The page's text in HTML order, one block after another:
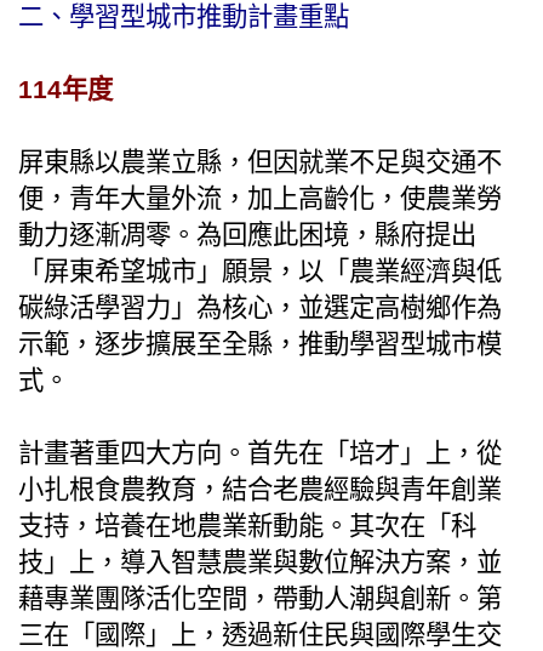
二、學習型城市推動計畫重點
114年度
屏東縣以農業立縣，但因就業不足與交通不
便，青年大量外流，加上高齡化，使農業勞
動力逐漸凋零。為回應此困境，縣府提出
「屏東希望城市」願景，以「農業經濟與低
碳綠活學習力」為核心，並選定高樹鄉作為
示範，逐步擴展至全縣，推動學習型城市模
式。
計畫著重四大方向。首先在「培才」上，從
小扎根食農教育，結合老農經驗與青年創業
支持，培養在地農業新動能。其次在「科
技」上，導入智慧農業與數位解決方案，並
藉專業團隊活化空間，帶動人潮與創新。第
三在「國際」上，透過新住民與國際學生交